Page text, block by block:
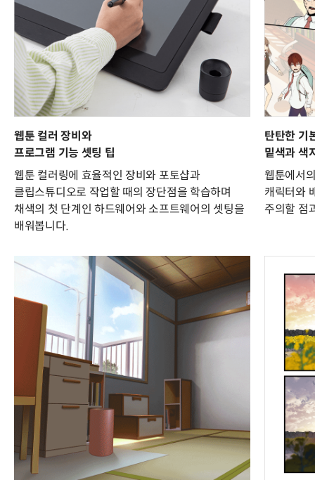
웹툰 컬러 장비와
프로그램 기능 셋팅 팁
웹툰 컬러링에 효율적인 장비와 포토샵과
클립스튜디오로 작업할 때의 장단점을 학습하며
채색의 첫 단계인 하드웨어와 소프트웨어의 셋팅을
배워봅니다.
탄탄한 기
밑색과 색
웹툰에서
캐릭터와
주의할 점